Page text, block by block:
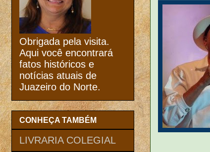
Obrigada pela visita.
Aqui você encontrará
fatos históricos e
notícias atuais de
Juazeiro do Norte.
CONHEÇA TAMBÉM
LIVRARIA COLEGIAL